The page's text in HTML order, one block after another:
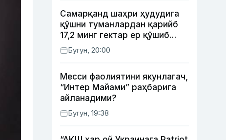
Самарқанд шаҳри ҳудудига
қўшни туманлардан қарийб
17,2 минг гектар ер қўшиб
берилади
Бугун, 20:00
Месси фаолиятини якунлагач,
“Интер Майами” раҳбарига
айланадими?
Бугун, 19:38